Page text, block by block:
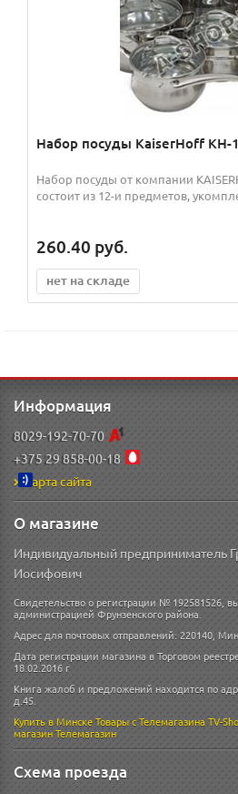
Набор посуды KaiserHoff KH-
Набор посуды от компании
состоит из 12-и предметов,
260.40 руб.
нет на складе
Информация
8029-192-70-70
+375 29 858-00-18
Карта сайта
О магазине
Индивидуальный предприниматель
Иосифович
Свидетельство о регистрации № 192581526,
администрацией Фрунзенского района.
Адрес для почтовых отправлений: 220140,
Дата регистрации магазина в Торговом
18.02.2016 г
Книга жалоб и предложений находится по
д.45.
Купить в МинскеТовары с Телемагазина TV-
магазинТелемагазин
Схема проезда